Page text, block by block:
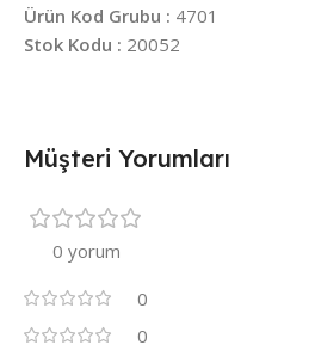
Ürün Kod Grubu : 4701
Stok Kodu : 20052
Müşteri Yorumları
0 yorum
0
0